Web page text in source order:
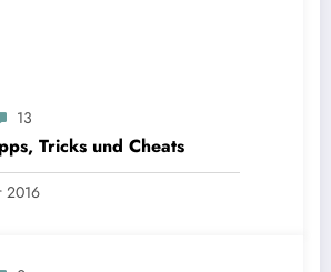
13
Tricks und Cheats
2016